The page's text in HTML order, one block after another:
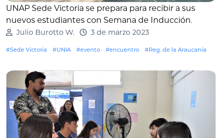
UNAP Sede Victoria se prepara para recibir a sus
nuevos estudiantes con Semana de Inducción.
Julio Burotto W. 3 de marzo 2023
#Sede Victoria #UNIA #evento #encuentro #Reg. de la Araucanía